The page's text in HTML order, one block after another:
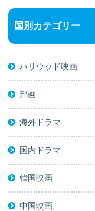
国別カテゴリー
ハリウッド映画
邦画
海外ドラマ
国内ドラマ
韓国映画
中国映画